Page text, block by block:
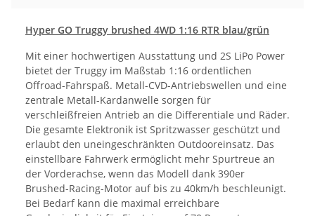
Hyper GO Truggy brushed 4WD 1:16 RTR blau/grün
Mit einer hochwertigen Ausstattung und 2S LiPo Power
bietet der Truggy im Maßstab 1:16 ordentlichen
Offroad-Fahrspaß. Metall-CVD-Antriebswellen und eine
zentrale Metall-Kardanwelle sorgen für
verschleißfreien Antrieb an die Differentiale und Räder.
Die gesamte Elektronik ist Spritzwasser geschützt und
erlaubt den uneingeschränkten Outdooreinsatz. Das
einstellbare Fahrwerk ermöglicht mehr Spurtreue an
der Vorderachse, wenn das Modell dank 390er
Brushed-Racing-Motor auf bis zu 40km/h beschleunigt.
Bei Bedarf kann die maximal erreichbare